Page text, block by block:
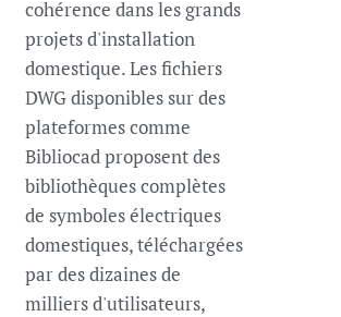
cohérence dans les grands
projets d'installation
domestique. Les fichiers
DWG disponibles sur des
plateformes comme
Bibliocad proposent des
bibliothèques complètes
de symboles électriques
domestiques, téléchargées
par des dizaines de
milliers d'utilisateurs,